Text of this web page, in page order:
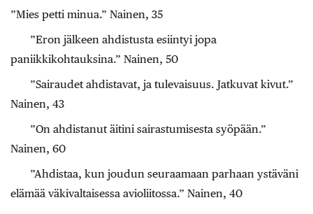
”Mies petti minua.” Nainen, 35
”Eron jälkeen ahdistusta esiintyi jopa
paniikkikohtauksina.” Nainen, 50
”Sairaudet ahdistavat, ja tulevaisuus. Jatkuvat kivut.”
Nainen, 43
”On ahdistanut äitini sairastumisesta syöpään.”
Nainen, 60
”Ahdistaa, kun joudun seuraamaan parhaan ystäväni
elämää väkivaltaisessa avioliitossa.” Nainen, 40